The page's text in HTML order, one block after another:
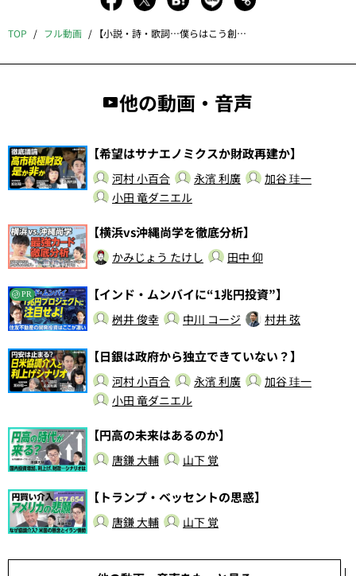
TOP フル動画 【小説・詩・歌詞…僕らはこう創っている】
他の動画・音声
【希望はサナエノミクスか財政再建か】
河村 小百合 永濱 利廣
加谷 珪一
小田 竜ダニエル
【横浜vs沖縄尚学を徹底分析】
かみじょう たけし 田中 仰
PR 【インド・ムンバイに“1兆円投資”】
桝井 俊幸 中川 コージ 村井 弦
【日銀は政府から独立できていない？】
河村 小百合 永濱 利廣
加谷 珪一
小田 竜ダニエル
【円高の未来はあるのか】
唐鎌 大輔 山下 覚
【トランプ・ベッセントの思惑】
唐鎌 大輔 山下 覚